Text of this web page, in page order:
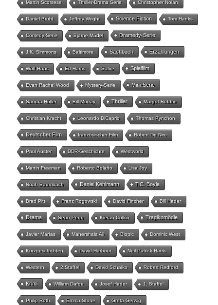
Martin Scorsese Thriller-Drama Serie Christopher Nolan
Daniel Brühl Jeffrey Wright Science Fiction Tom Hanks
Comedy-Serie Bjarne Mädel Dramedy-Serie
J.K. Simmons Baltimore Sachbuch Erzählungen
Wolf Haas Ed Harris Satire Spielfilm
Evan Rachel Wood Mystery-Serie Mini-Serie
Sandra Hüller Bill Murray Thriller Margot Robbie
Christian Kracht Leonardo DiCaprio Thomas Pynchon
Deutscher Film französischer Film Robert De Niro
Paul Auster DDR-Geschichte Westworld
Martin Freeman Roberto Bolaño Lisa Joy
Noah Baumbach Daniel Kehlmann T.C. Boyle
Brad Pitt Franz Rogowski David Fincher Bill Hader
Drama Sean Penn Kieran Culkin Tragikomödie
Javier Marías Mahershala Ali Biopic Dominic West
Kurzgeschichten David Harbour Neil Patrick Harris
Western 2.Staffel David Schalko Robert Redford
Krimi William Dafoe Josef Hader 1. Staffel
Philip Roth Emma Stone Greta Gerwig